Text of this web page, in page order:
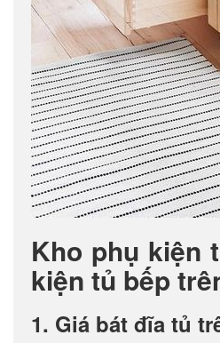
Kho phụ kiện
kiện tủ bếp
1. Giá bát đĩa tủ